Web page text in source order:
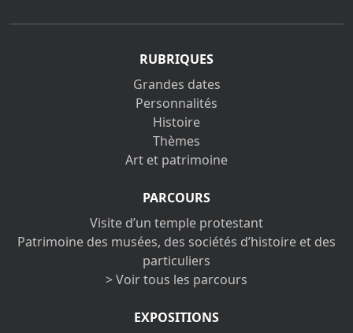
RUBRIQUES
Grandes dates
Personnalités
Histoire
Thèmes
Art et patrimoine
PARCOURS
Visite d’un temple protestant
Patrimoine des musées, des sociétés d’histoire et des
particuliers
> Voir tous les parcours
EXPOSITIONS